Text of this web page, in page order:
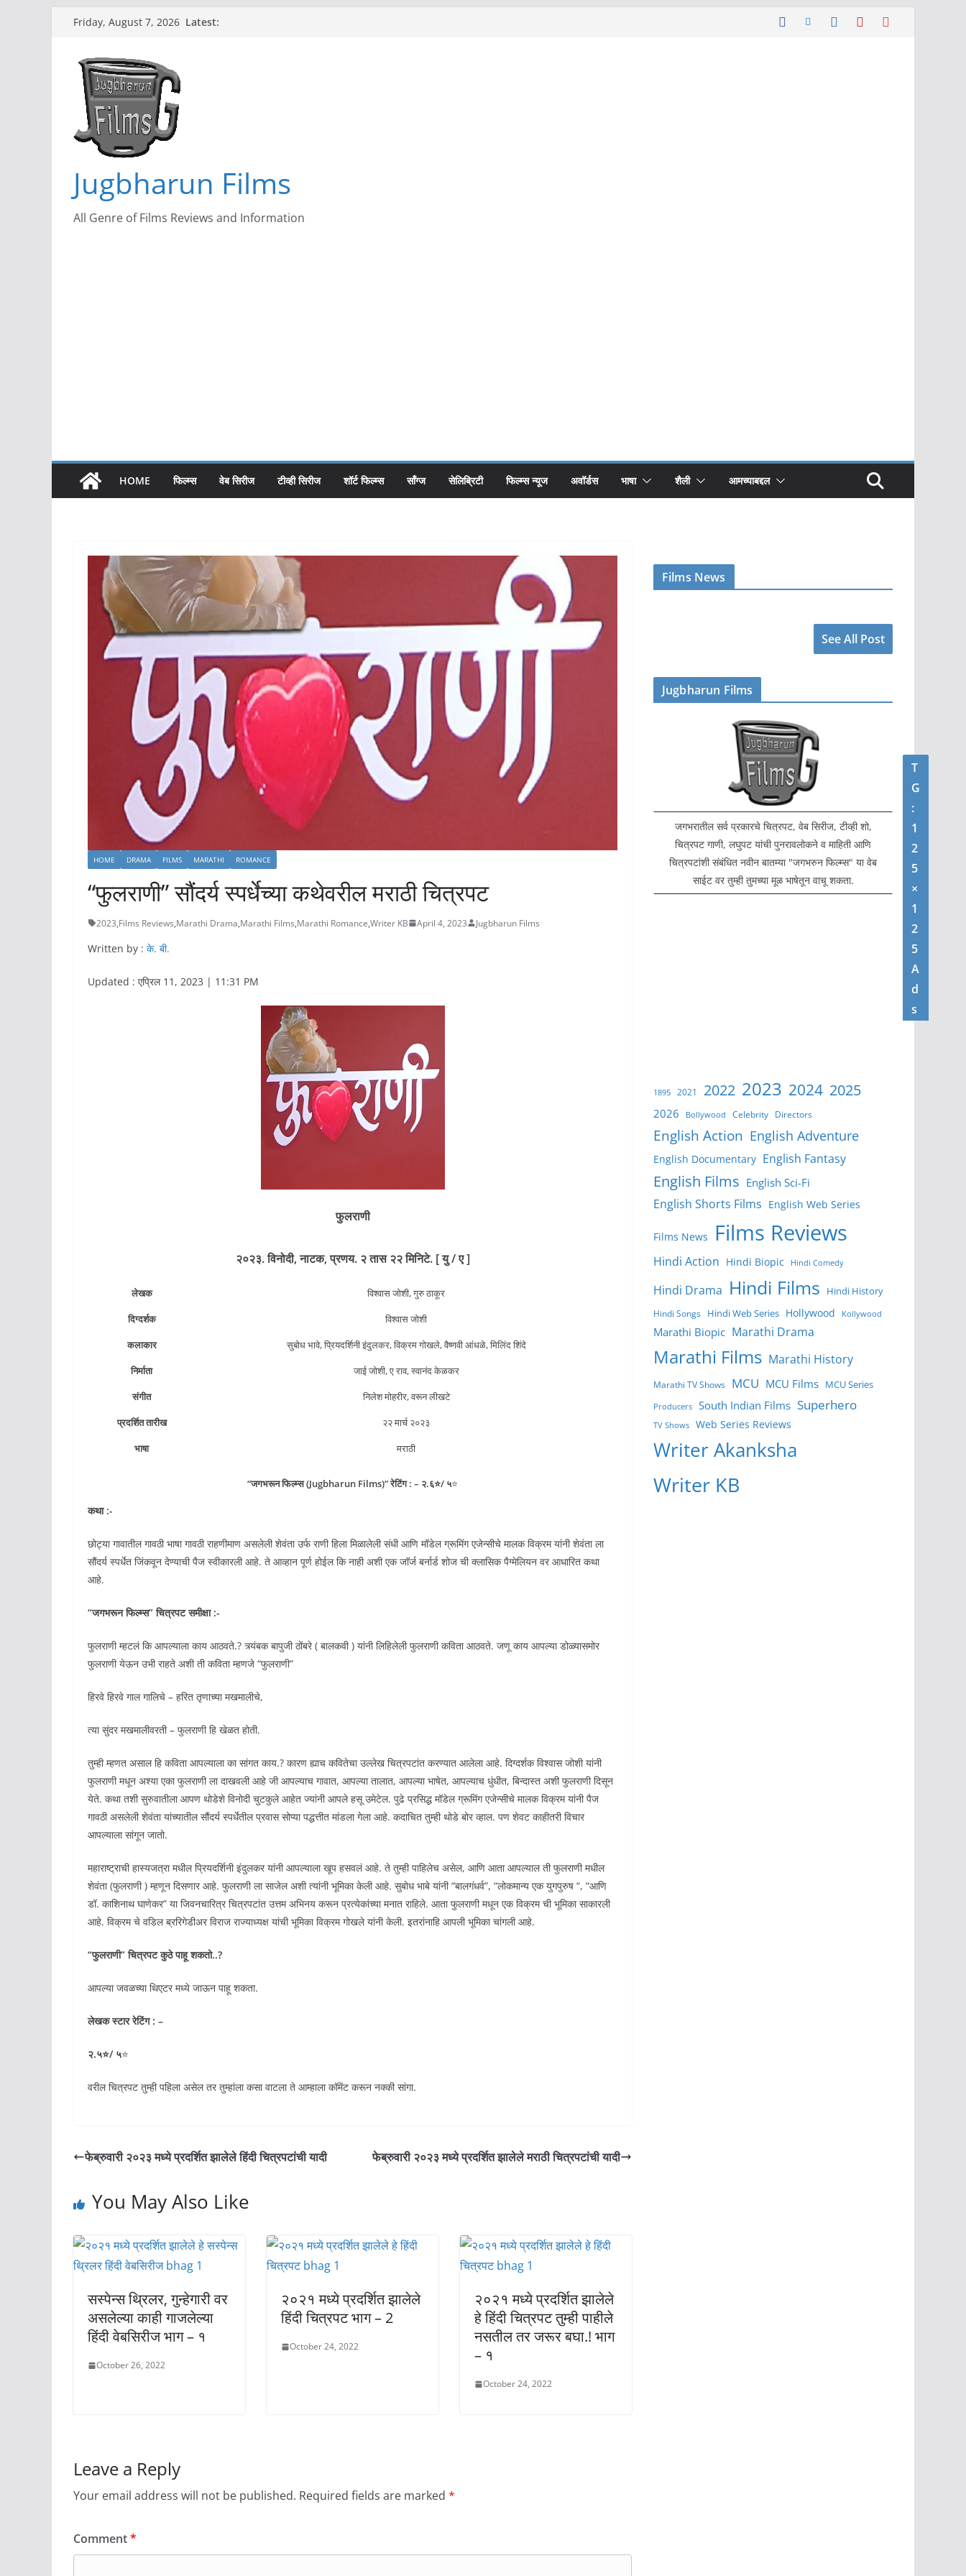
content
Friday, August 7, 2026 Latest:
Jugbharun Films
All Genre of Films Reviews and Information
HOME फिल्म्स वेब सिरीज टीव्ही सिरीज शॉर्ट फिल्म्स सॉंग्ज सेलिब्रिटी फिल्म्स न्यूज अवॉर्डस भाषा शैली आमच्याबद्दल
HOME DRAMA FILMS MARATHI ROMANCE
“फुलराणी” सौंदर्य स्पर्धेच्या कथेवरील मराठी चित्रपट
2023,Films Reviews,Marathi Drama,Marathi Films,Marathi Romance,Writer KB April 4, 2023 Jugbharun Films
Written by : के. बी.
Updated : एप्रिल 11, 2023 | 11:31 PM
फुलराणी
२०२३. विनोदी, नाटक, प्रणय. २ तास २२ मिनिटे. [ यु / ए ]
लेखक
विश्वास जोशी, गुरु ठाकूर
दिग्दर्शक
विश्वास जोशी
कलाकार
सुबोध भावे, प्रियदर्शिनी इंदुलकर, विक्रम गोखले, वैष्णवी आंधळे, मिलिंद शिंदे
निर्माता
जाई जोशी, ए राव, स्वानंद केळकर
संगीत
निलेश मोहरीर, वरून लीखटे
प्रदर्शित तारीख
२२ मार्च २०२३
भाषा
मराठी
“जगभरून फिल्म्स (Jugbharun Films)” रेटिंग : – २.६⭐/ ५⭐
कथा :-
छोट्या गावातील गावठी भाषा गावठी राहणीमाण असलेली शेवंता उर्फ राणी हिला मिळालेली संधी आणि मॉडेल ग्रूमिंग एजेन्सीचे मालक विक्रम यांनी शेवंता ला
सौंदर्य स्पर्धेत जिंकवून देण्याची पैज स्वीकारली आहे. ते आव्हान पूर्ण होईल कि नाही अशी एक जॉर्ज बर्नार्ड शोज ची क्लासिक पैग्मेलियन वर आधारित कथा
आहे.
“जगभरून फिल्म्स” चित्रपट समीक्षा :-
फुलराणी म्हटलं कि आपल्याला काय आठवते.? त्र्यंबक बापुजी ठोंबरे ( बालकवी ) यांनी लिहिलेली फुलराणी कविता आठवते. जणू काय आपल्या डोळ्यासमोर
फुलराणी येऊन उभी राहते अशी ती कविता म्हणजे “फुलराणी”
हिरवे हिरवे गाल गालिचे – हरित तृणाच्या मखमालीचे,
त्या सुंदर मखमालीवरती – फुलराणी हि खेळत होती.
तुम्ही म्हणत असाल हि कविता आपल्याला का सांगत काय.? कारण ह्याच कवितेचा उल्लेख चित्रपटांत करण्यात आलेला आहे. दिग्दर्शक विश्वास जोशी यांनी
फुलराणी मधून अश्या एका फुलराणी ला दाखवली आहे जी आपल्याच गावात, आपल्या तालात, आपल्या भाषेत, आपल्याच धुंधीत, बिन्दास्त अशी फुलराणी दिसून
येते. कथा तशी सुरुवातीला आपण थोडेशे विनोदी चुटकुले आहेत ज्यांनी आपले हसू उमेटेल. पुढे प्रसिद्ध मॉडेल ग्रूमिंग एजेन्सीचे मालक विक्रम यांनी पैज
गावठी असलेली शेवंता यांच्यातील सौंदर्य स्पर्धेतील प्रवास सोप्या पद्धत्तीत मांडला गेला आहे. कदाचित तुम्ही थोडे बोर व्हाल. पण शेवट काहीतरी विचार
आपल्याला सांगून जातो.
महाराष्ट्राची हास्यजत्रा मधील प्रियदर्शिनी इंदुलकर यांनी आपल्याला खूप हसवलं आहे. ते तुम्ही पाहिलेच असेल, आणि आता आपल्याल ती फुलराणी मधील
शेवंता (फुलराणी ) म्हणून दिसणार आहे. फुलराणी ला साजेल अशी त्यांनी भूमिका केली आहे. सुबोध भाबे यांनी “बालगंधर्व”, “लोकमान्य एक युगपुरुष “, “आणि
डॉ. काशिनाथ घाणेकर” या जिवनचारित्र चित्रपटांत उत्तम अभिनय करून प्रत्येकांच्या मनात राहिले. आता फुलराणी मधून एक विक्रम ची भूमिका साकारली
आहे. विक्रम चे वडिल ब्ररिगेडीअर विराज राज्याध्यक्ष यांची भूमिका विक्रम गोखले यांनी केली. इतरांनाहि आपली भूमिका चांगली आहे.
“फुलराणी” चित्रपट कुठे पाहू शकतो..?
आपल्या जवळच्या थिएटर मध्ये जाऊन पाहू शकता.
लेखक स्टार रेटिंग : –
२.५⭐/ ५⭐
वरील चित्रपट तुम्ही पहिला असेल तर तुम्हांला कसा वाटला ते आम्हाला कॉमेंट करून नक्की सांगा.
फेब्रुवारी २०२३ मध्ये प्रदर्शित झालेले हिंदी चित्रपटांची यादी फेब्रुवारी २०२३ मध्ये प्रदर्शित झालेले मराठी चित्रपटांची यादी
You May Also Like
सस्पेन्स थ्रिलर, गुन्हेगारी वर
असलेल्या काही गाजलेल्या
हिंदी वेबसिरीज भाग – १
October 26, 2022
२०२१ मध्ये प्रदर्शित झालेले
हिंदी चित्रपट भाग – 2
October 24, 2022
२०२१ मध्ये प्रदर्शित झालेले
हे हिंदी चित्रपट तुम्ही पाहीले
नसतील तर जरूर बघा.! भाग
– १
October 24, 2022
Leave a Reply
Your email address will not be published. Required fields are marked *
Comment*
Films News
See All Post
Jugbharun Films
जगभरातील सर्व प्रकारचे चित्रपट, वेब सिरीज, टीव्ही शो,
चित्रपट गाणी, लघुपट यांची पुनरावलोकने व माहिती आणि
चित्रपटांशी संबंधित नवीन बातम्या "जगभरुन फिल्म्स" या वेब
साईट वर तुम्ही तुमच्या मूळ भाषेतून वाचू शकता.
T
G
:
1
2
5
×
1
2
5
A
d
s
1895 2021 2022 2023 2024 2025
2026 Bollywood Celebrity Directors
English Action English Adventure
English Documentary English Fantasy
English Films English Sci-Fi
English Shorts Films English Web Series
Films News Films Reviews
Hindi Action Hindi Biopic Hindi Comedy
Hindi Drama Hindi Films Hindi History
Hindi Songs Hindi Web Series Hollywood Kollywood
Marathi Biopic Marathi Drama
Marathi Films Marathi History
Marathi TV Shows MCU MCU Films MCU Series
Producers South Indian Films Superhero
TV Shows Web Series Reviews
Writer Akanksha
Writer KB